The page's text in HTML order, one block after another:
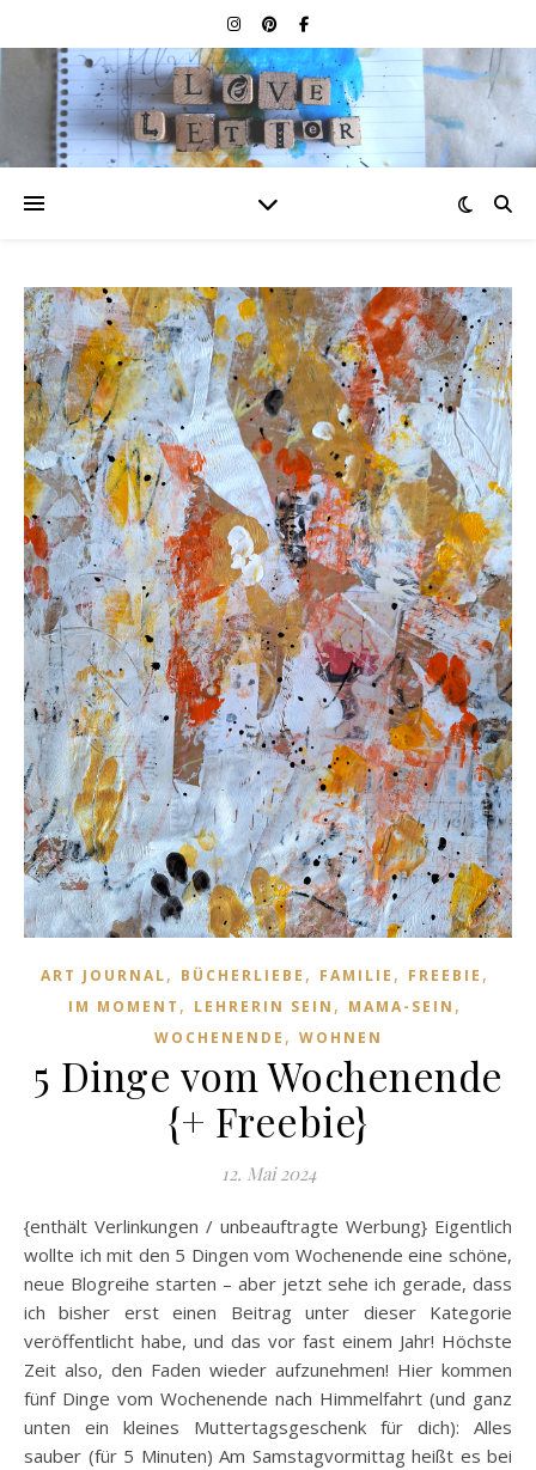
ART JOURNAL, BÜCHERLIEBE , FAMILIE , FREEBIE ,
IM MOMENT , LEHRERIN SEIN , MAMA-SEIN ,
WOCHENENDE , WOHNEN
5 Dinge vom Wochenende
{+ Freebie}
12. Mai 2024
{enthält Verlinkungen / unbeauftragte Werbung} Eigentlich
wollte ich mit den 5 Dingen vom Wochenende eine schöne,
neue Blogreihe starten – aber jetzt sehe ich gerade, dass
ich bisher erst einen Beitrag unter dieser Kategorie
veröffentlicht habe, und das vor fast einem Jahr! Höchste
Zeit also, den Faden wieder aufzunehmen! Hier kommen
fünf Dinge vom Wochenende nach Himmelfahrt (und ganz
unten ein kleines Muttertagsgeschenk für dich): Alles
sauber (für 5 Minuten) Am Samstagvormittag heißt es bei